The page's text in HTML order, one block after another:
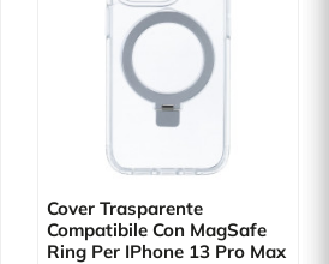
Cover Trasparente
Compatibile Con MagSafe
Ring Per IPhone 13 Pro Max